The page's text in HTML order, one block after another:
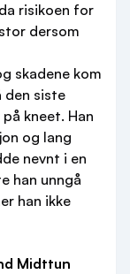
risikoen for
dersom
skadene kom
den siste
kneet. Han
og lang
nevnt i en
han unngå
han ikke
Midttun